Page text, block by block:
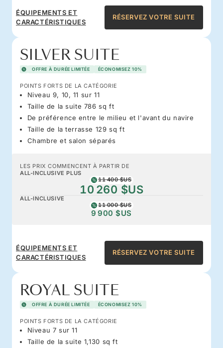
ÉQUIPEMENTS ET
CARACTÉRISTIQUES
RÉSERVEZ VOTRE SUITE
SILVER SUITE
OFFRE À DURÉE LIMITÉE ÉCONOMISEZ 10%
POINTS FORTS DE LA CATÉGORIE
Niveau 9, 10, 11 sur 11
Taille de la suite 786 sq ft
De préférence entre le milieu et l'avant du navire
Taille de la terrasse 129 sq ft
Chambre et salon séparés
LES PRIX COMMENCENT À PARTIR DE
ALL-INCLUSIVE PLUS
11 400 $US
10 260 $US
ALL-INCLUSIVE
11 000 $US
9 900 $US
ÉQUIPEMENTS ET
CARACTÉRISTIQUES
RÉSERVEZ VOTRE SUITE
ROYAL SUITE
OFFRE À DURÉE LIMITÉE ÉCONOMISEZ 10%
POINTS FORTS DE LA CATÉGORIE
Niveau 7 sur 11
Taille de la suite 1,130 sq ft